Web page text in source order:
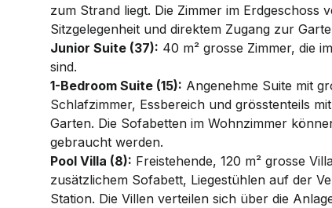
zum Strand liegt. Die Zimmer im Erdgeschoss
Sitzgelegenheit und direktem Zugang zur
Junior Suite (37): 40 m² grosse Zimmer, die
sind.
1-Bedroom Suite (15): Angenehme Suite mit
Schlafzimmer, Essbereich und grösstenteils
Garten. Die Sofabetten im Wohn­zimmer
gebraucht werden.
Pool Villa (8): Freistehende, 120 m² grosse
zusätzlichem Sofabett, Liege­stühlen auf der
Station. Die Villen verteilen sich über die